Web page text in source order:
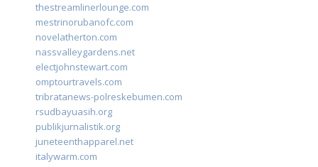
thestreamlinerlounge.com
mestrinorubanofc.com
novelatherton.com
nassvalleygardens.net
electjohnstewart.com
omptourtravels.com
tribratanews-polreskebumen.com
rsudbayuasih.org
publikjurnalistik.org
juneteenthapparel.net
italywarm.com